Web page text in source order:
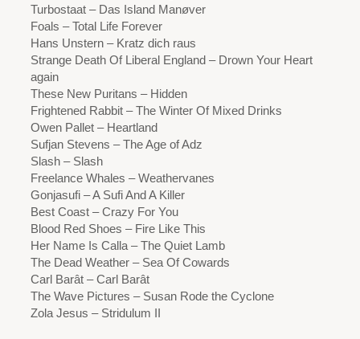
Turbostaat – Das Island Manøver
Foals – Total Life Forever
Hans Unstern – Kratz dich raus
Strange Death Of Liberal England – Drown Your Heart
again
These New Puritans – Hidden
Frightened Rabbit – The Winter Of Mixed Drinks
Owen Pallet – Heartland
Sufjan Stevens – The Age of Adz
Slash – Slash
Freelance Whales – Weathervanes
Gonjasufi – A Sufi And A Killer
Best Coast – Crazy For You
Blood Red Shoes – Fire Like This
Her Name Is Calla – The Quiet Lamb
The Dead Weather – Sea Of Cowards
Carl Barât – Carl Barât
The Wave Pictures – Susan Rode the Cyclone
Zola Jesus – Stridulum II